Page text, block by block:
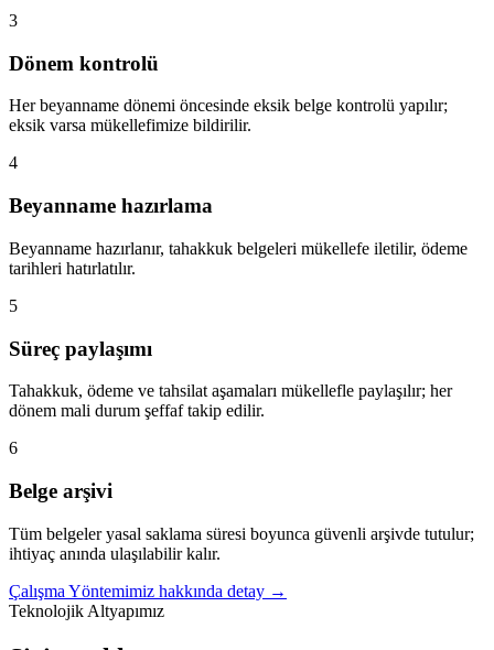
3
Dönem kontrolü
Her beyanname dönemi öncesinde eksik belge kontrolü yapılır;
eksik varsa mükellefimize bildirilir.
4
Beyanname hazırlama
Beyanname hazırlanır, tahakkuk belgeleri mükellefe iletilir, ödeme
tarihleri hatırlatılır.
5
Süreç paylaşımı
Tahakkuk, ödeme ve tahsilat aşamaları mükellefle paylaşılır; her
dönem mali durum şeffaf takip edilir.
6
Belge arşivi
Tüm belgeler yasal saklama süresi boyunca güvenli arşivde tutulur;
ihtiyaç anında ulaşılabilir kalır.
Çalışma Yöntemimiz hakkında detay →
Teknolojik Altyapımız